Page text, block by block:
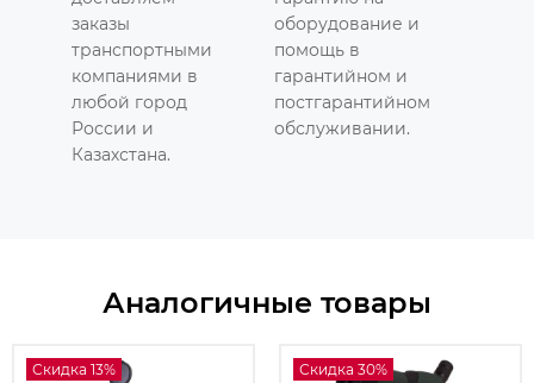
заказы
транспортными
компаниями в
любой город
России и
Казахстана.
оборудование и
помощь в
гарантийном и
постгарантийном
обслуживании.
Аналогичные товары
Скидка 13% Скидка 30%